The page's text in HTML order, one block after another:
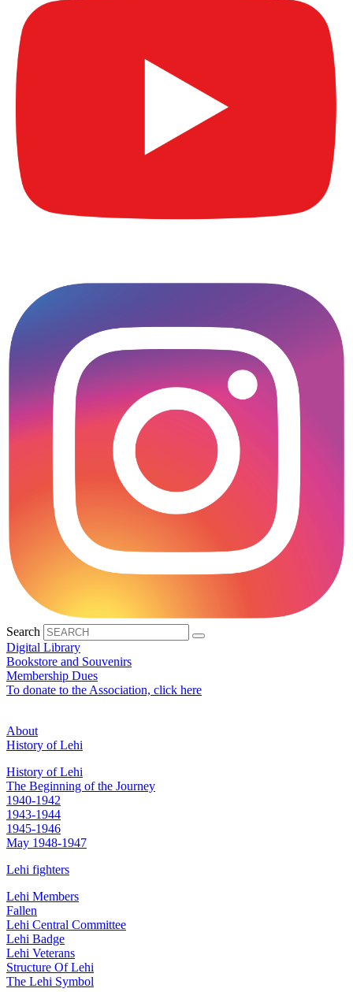
Search
Digital Library
Bookstore and Souvenirs
Membership Dues
To donate to the Association, click here
About
History of Lehi
History of Lehi
The Beginning of the Journey
1940-1942
1943-1944
1945-1946
May 1948-1947
Lehi fighters
Lehi Members
Fallen
Lehi Central Committee
Lehi Badge
Lehi Veterans
Structure Of Lehi
The Lehi Symbol